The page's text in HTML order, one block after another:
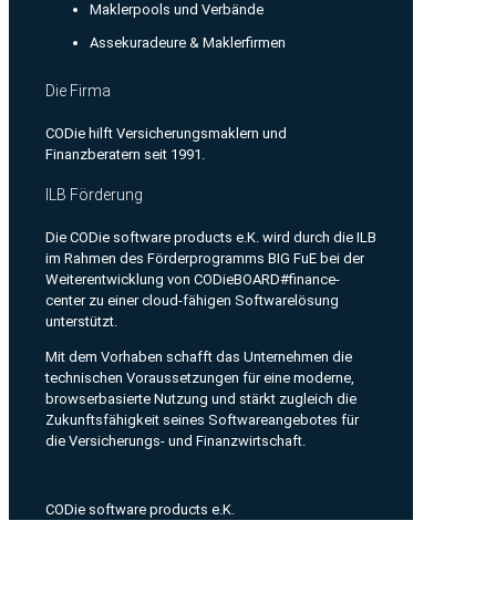
Maklerpools und Verbände
Assekuradeure & Maklerfirmen
Die Firma
CODie hilft Versicherungsmaklern und
Finanzberatern seit 1991.
ILB Förderung
Die CODie software products e.K. wird durch die ILB
im Rahmen des Förderprogramms BIG FuE bei der
Weiterentwicklung von CODieBOARD#finance-
center zu einer cloud-fähigen Softwarelösung
unterstützt.
Mit dem Vorhaben schafft das Unternehmen die
technischen Voraussetzungen für eine moderne,
browserbasierte Nutzung und stärkt zugleich die
Zukunftsfähigkeit seines Softwareangebotes für
die Versicherungs- und Finanzwirtschaft.
CODie software products e.K.